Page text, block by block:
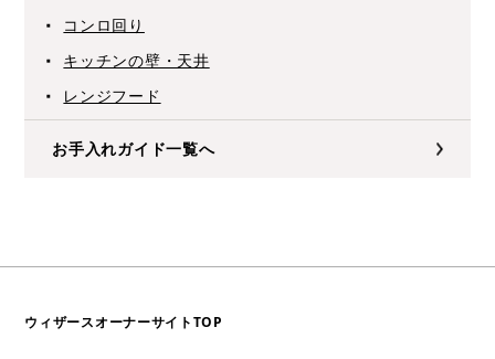
コンロ回り
キッチンの壁・天井
レンジフード
お手入れガイド一覧へ
ウィザースオーナーサイトTOP